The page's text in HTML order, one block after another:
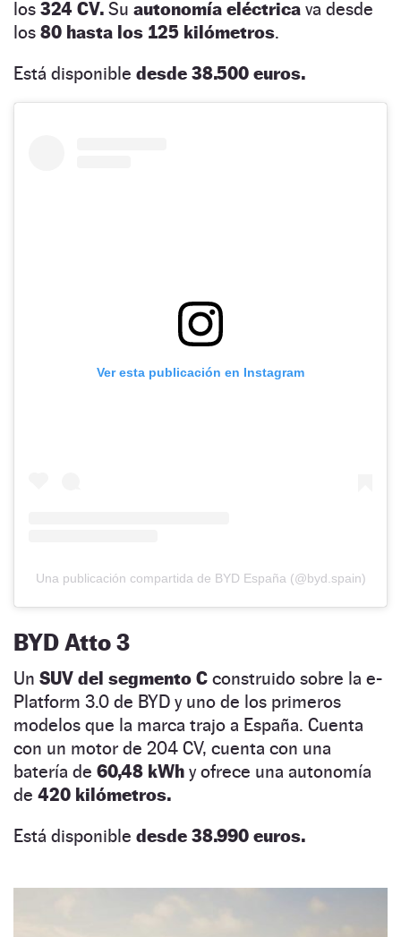
los 324 CV. Su autonomía eléctrica va desde
los 80 hasta los 125 kilómetros.
Está disponible desde 38.500 euros.
Ver esta publicación en Instagram
Una publicación compartida de BYD España (@byd.spain)
BYD Atto 3
Un SUV del segmento C construido sobre la e-
Platform 3.0 de BYD y uno de los primeros
modelos que la marca trajo a España. Cuenta
con un motor de 204 CV, cuenta con una
batería de 60,48 kWh y ofrece una autonomía
de 420 kilómetros.
Está disponible desde 38.990 euros.